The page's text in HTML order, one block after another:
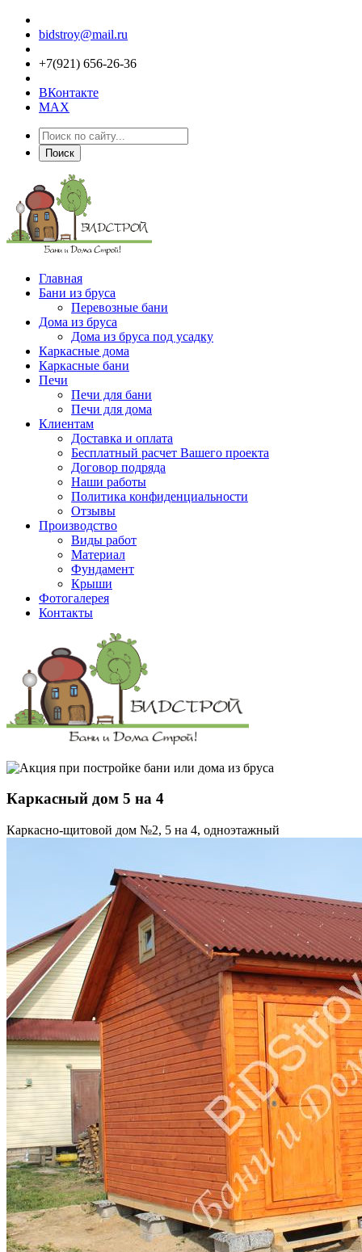
bidstroy@mail.ru
+7(921) 656-26-36
ВКонтакте
MAX
Поиск
Главная
Бани из бруса
Перевозные бани
Дома из бруса
Дома из бруса под усадку
Каркасные дома
Каркасные бани
Печи
Печи для бани
Печи для дома
Клиентам
Доставка и оплата
Бесплатный расчет Вашего проекта
Договор подряда
Наши работы
Политика конфиденциальности
Отзывы
Производство
Виды работ
Материал
Фундамент
Крыши
Фотогалерея
Контакты
Каркасный дом 5 на 4
Каркасно-щитовой дом №2, 5 на 4, одноэтажный